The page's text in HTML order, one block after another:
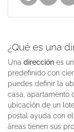
¿Qué es una
Una dirección es
predefinido con
puedes definir la
casa, apartamento
ubicación de un
postal ayuda con
áreas tienen sus